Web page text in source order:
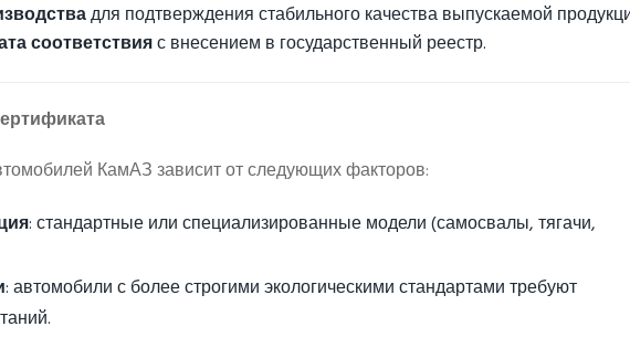
для подтверждения стабильного качества выпускаемой
соответствияс внесением в государственный реестр.
КамАЗ зависит от следующих факторов:
: стандартные или специализированные модели (самосвалы, тягачи,
: автомобили с более строгими экологическими стандартами требуют